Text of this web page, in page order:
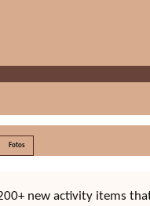
Fotos
new activity items